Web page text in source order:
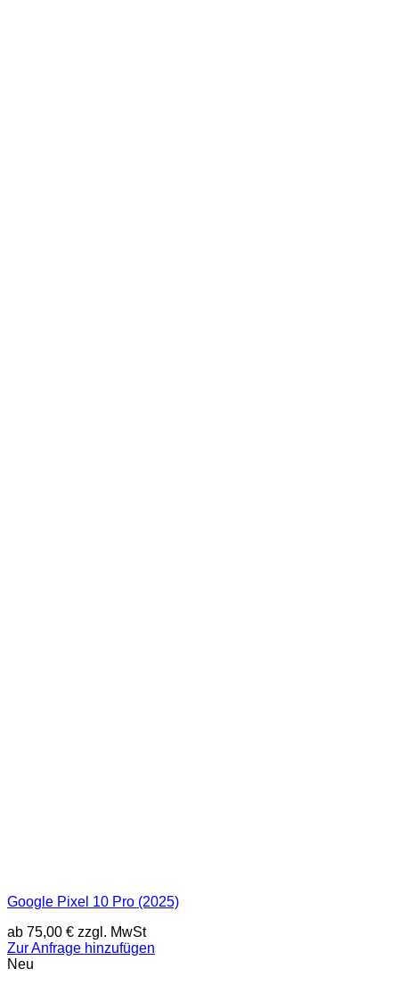
Google Pixel 10 Pro (2025)
ab 75,00 € zzgl. MwSt
Zur Anfrage hinzufügen
Neu